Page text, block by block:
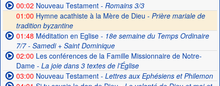
00:02 Nouveau Testament- Romains 3/3
01:00 Hymne acathiste à la Mère de Dieu - Prière mariale de
tradition byzantine
01:48 Méditation en Eglise- 18e semaine du Temps Ordinaire
7/7 - Samedi + Saint Dominique
02:00 Les conférences de la Famille Missionnaire de Notre-
Dame- La joie dans 3 textes de l'Église
03:00 Nouveau Testament- Lettres aux Ephésiens et Philemon